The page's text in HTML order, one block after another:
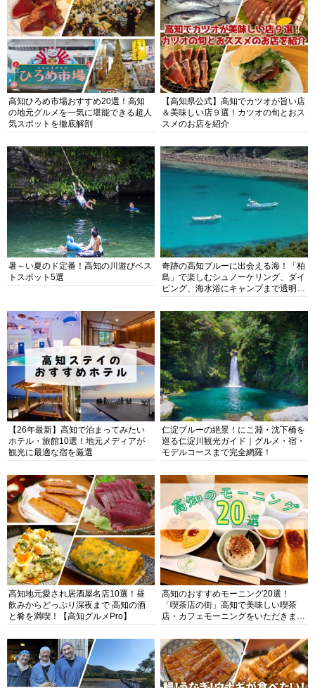
高知ひろめ市場おすすめ20選！高知
の地元グルメを一気に堪能できる超人
気スポットを徹底解剖
【高知県公式】高知でカツオが旨い店
＆美味しい店９選！カツオの旬とおス
スメのお店を紹介
暑～い夏のド定番！高知の川遊びベス
トスポット5選
奇跡の高知ブルーに出会える海！「柏
島」で楽しむシュノーケリング、ダイ
ビング、海水浴にキャンプまで透明度
【26年最新】高知で泊まってみたい
ホテル・旅館10選！地元メディアが
観光に最適な宿を厳選
仁淀ブルーの絶景！にこ淵・沈下橋を
巡る仁淀川観光ガイド｜グルメ・宿・
モデルコースまで完全網羅！
高知地元愛され居酒屋名店10選！昼
飲みからどっぷり深夜まで 高知の酒
と肴を満喫！【高知グルメPro】
高知のおすすめモーニング20選！
「喫茶店の街」高知で美味しい喫茶
店・カフェモーニングをいただきま